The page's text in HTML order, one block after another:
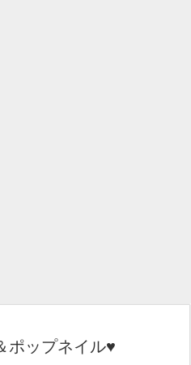
ポップネイル♥